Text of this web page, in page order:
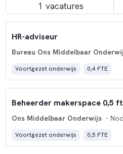
1 vacatures
HR-adviseur
Bureau Ons Middelbaar
Voortgezet onderwijs 0,4 FTE
Beheerder makerspace 0,5
Ons Middelbaar Onderwijs -
Voortgezet onderwijs 0,5 FTE